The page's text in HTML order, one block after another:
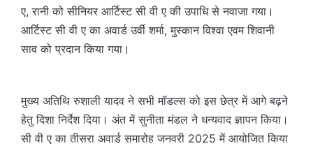
ए, रानी को सीनियर आर्टिस्ट सी वी ए की उपाधि से नवाजा गया।
आर्टिस्ट सी वी ए का अवार्ड उर्वी शर्मा, मुस्कान विश्वा एवम शिवानी
साव को प्रदान किया गया।
मुख्य अतिथि रुशाली यादव ने सभी मॉडल्स को इस छेत्र में आगे बढ़ने
हेतु दिशा निर्देश दिया। अंत में सुनीता मंडल ने धन्यवाद ज्ञापन किया।
सी वी ए का तीसरा अवार्ड समारोह जनवरी 2025 में आयोजित किया